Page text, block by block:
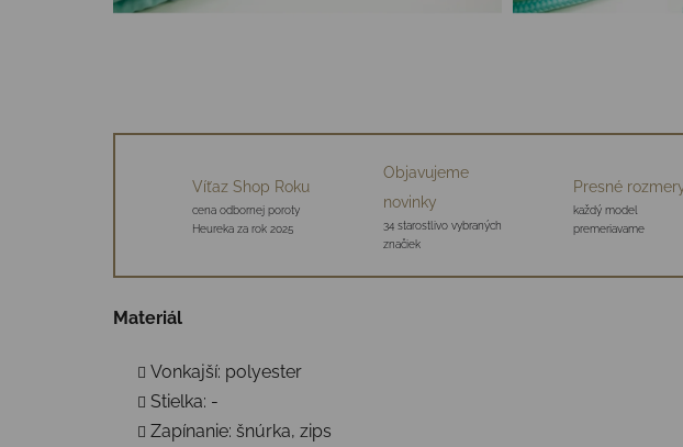
Víťaz Shop Roku
cena odbornej poroty
Heureka za rok 2025
Objavujeme
novinky
34 starostlivo vybraných
značiek
Presné
každý model
premeriavame
Materiál
Vonkajší: polyester
Stielka: -
Zapínanie: šnúrka, zips